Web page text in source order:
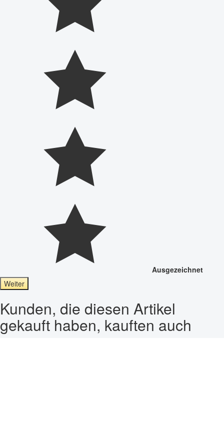
Ausgezeichnet
Weiter
Kunden, die diesen Artikel
gekauft haben, kauften auch